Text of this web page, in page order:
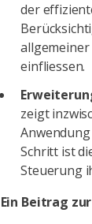
der
einfliessen.
zeigt
Schritt ist
Steuerung
Ein Beitrag